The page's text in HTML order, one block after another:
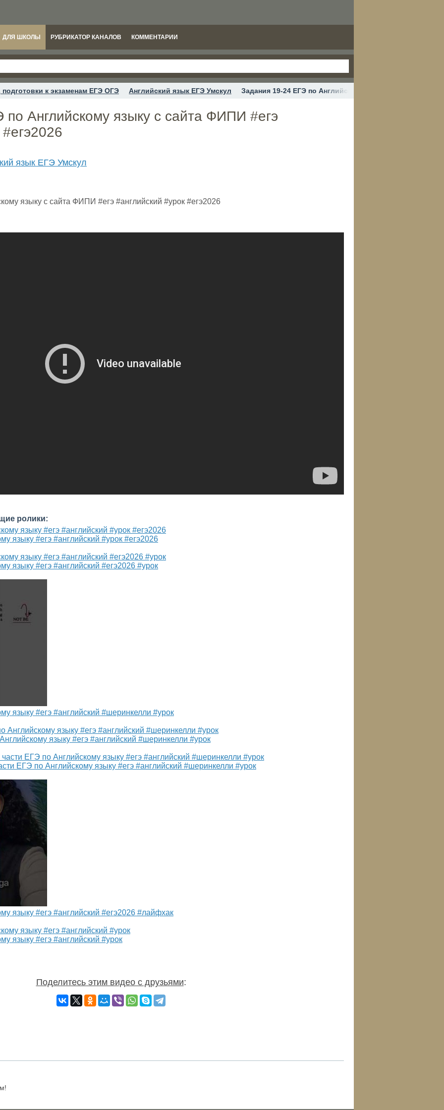
ДЛЯ ШКОЛЫ РУБРИКАТОР КАНАЛОВ КОММЕНТАРИИ
к экзаменам ЕГЭ ОГЭ Английский язык ЕГЭ Умскул Задания 19-24 ЕГЭ по Английскому языку с сайта ФИПИ
Английскому языку с сайта ФИПИ #егэ
язык ЕГЭ Умскул
ролики:
языку #егэ #английский #урок #егэ2026
языку #егэ #английский #егэ2026 #урок
языку #егэ #английский #шеринкелли #урок
языку #егэ #английский #шеринкелли #урок
ЕГЭ по Английскому языку #егэ #английский #шеринкелли #урок
языку #егэ #английский #егэ2026 #лайфхак
языку #егэ #английский #урок
Поделитесь этим видео с друзьями: